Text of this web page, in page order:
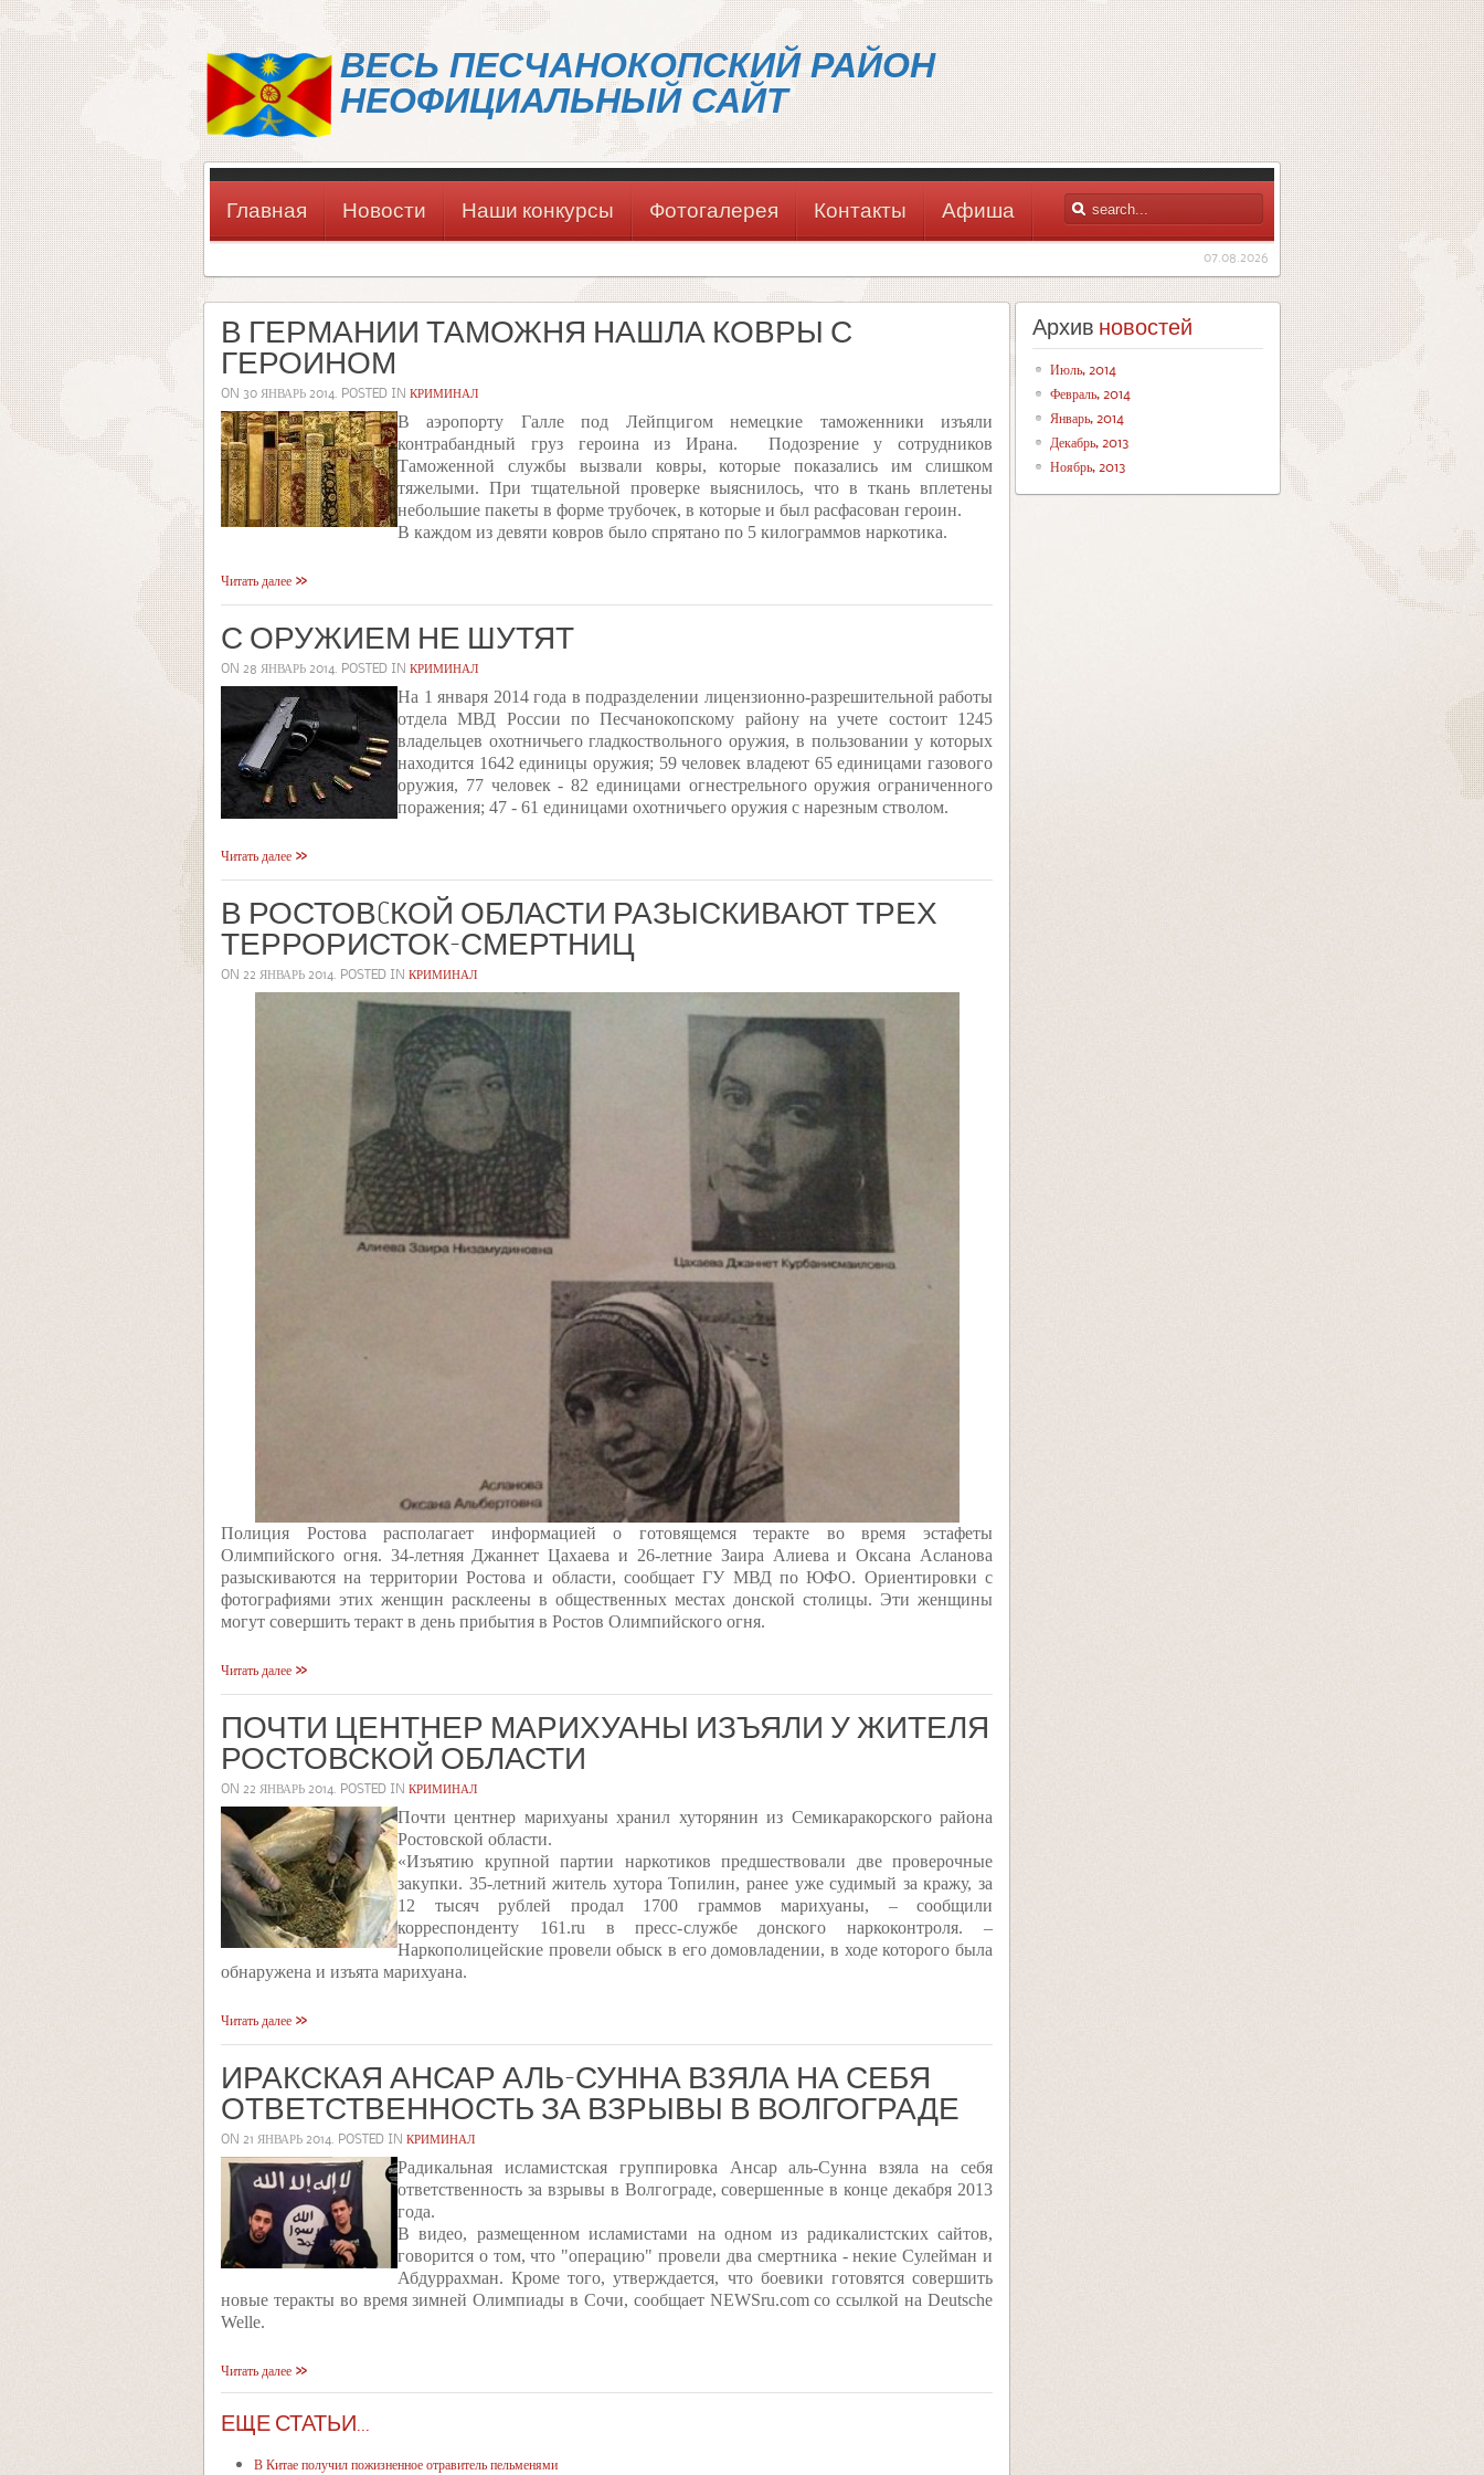
ВЕСЬ ПЕСЧАНОКОПСКИЙ РАЙОН
НЕОФИЦИАЛЬНЫЙ САЙТ
Главная Новости Наши конкурсы Фотогалерея Контакты Афиша
07.08.2026
В ГЕРМАНИИ ТАМОЖНЯ НАШЛА КОВРЫ С
ГЕРОИНОМ
ON 30 ЯНВАРЬ 2014. POSTED IN КРИМИНАЛ
В аэропорту Галле под Лейпцигом немецкие таможенники изъяли
контрабандный груз героина из Ирана. Подозрение у сотрудников
Таможенной службы вызвали ковры, которые показались им слишком
тяжелыми. При тщательной проверке выяснилось, что в ткань вплетены
небольшие пакеты в форме трубочек, в которые и был расфасован героин.
В каждом из девяти ковров было спрятано по 5 килограммов наркотика.
Читать далее
С ОРУЖИЕМ НЕ ШУТЯТ
ON 28 ЯНВАРЬ 2014. POSTED IN КРИМИНАЛ
На 1 января 2014 года в подразделении лицензионно-разрешительной работы
отдела МВД России по Песчанокопскому району на учете состоит 1245
владельцев охотничьего гладкоствольного оружия, в пользовании у которых
находится 1642 единицы оружия; 59 человек владеют 65 единицами газового
оружия, 77 человек - 82 единицами огнестрельного оружия ограниченного
поражения; 47 - 61 единицами охотничьего оружия с нарезным стволом.
Читать далее
В РОСТОВCКОЙ ОБЛАСТИ РАЗЫСКИВАЮТ ТРЕХ
ТЕРРОРИСТОК-СМЕРТНИЦ
ON 22 ЯНВАРЬ 2014. POSTED IN КРИМИНАЛ
Полиция Ростова располагает информацией о готовящемся теракте во время эстафеты
Олимпийского огня. 34-летняя Джаннет Цахаева и 26-летние Заира Алиева и Оксана Асланова
разыскиваются на территории Ростова и области, сообщает ГУ МВД по ЮФО. Ориентировки с
фотографиями этих женщин расклеены в общественных местах донской столицы. Эти женщины
могут совершить теракт в день прибытия в Ростов Олимпийского огня.
Читать далее
ПОЧТИ ЦЕНТНЕР МАРИХУАНЫ ИЗЪЯЛИ У ЖИТЕЛЯ
РОСТОВСКОЙ ОБЛАСТИ
ON 22 ЯНВАРЬ 2014. POSTED IN КРИМИНАЛ
Почти центнер марихуаны хранил хуторянин из Семикаракорского района
Ростовской области.
«Изъятию крупной партии наркотиков предшествовали две проверочные
закупки. 35-летний житель хутора Топилин, ранее уже судимый за кражу, за
12 тысяч рублей продал 1700 граммов марихуаны, – сообщили
корреспонденту 161.ru в пресс-службе донского наркоконтроля. –
Наркополицейские провели обыск в его домовладении, в ходе которого была
обнаружена и изъята марихуана.
Читать далее
ИРАКСКАЯ АНСАР АЛЬ-СУННА ВЗЯЛА НА СЕБЯ
ОТВЕТСТВЕННОСТЬ ЗА ВЗРЫВЫ В ВОЛГОГРАДЕ
ON 21 ЯНВАРЬ 2014. POSTED IN КРИМИНАЛ
Радикальная исламистская группировка Ансар аль-Сунна взяла на себя
ответственность за взрывы в Волгограде, совершенные в конце декабря 2013
года.
В видео, размещенном исламистами на одном из радикалистских сайтов,
говорится о том, что "операцию" провели два смертника - некие Сулейман и
Абдуррахман. Кроме того, утверждается, что боевики готовятся совершить
новые теракты во время зимней Олимпиады в Сочи, сообщает NEWSru.com со ссылкой на Deutsche
Welle.
Читать далее
ЕЩЕ СТАТЬИ...
В Китае получил пожизненное отравитель пельменями
Архив новостей
Июль, 2014
Февраль, 2014
Январь, 2014
Декабрь, 2013
Ноябрь, 2013